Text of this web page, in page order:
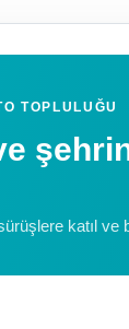
TOPLULUĞU
katıl ve